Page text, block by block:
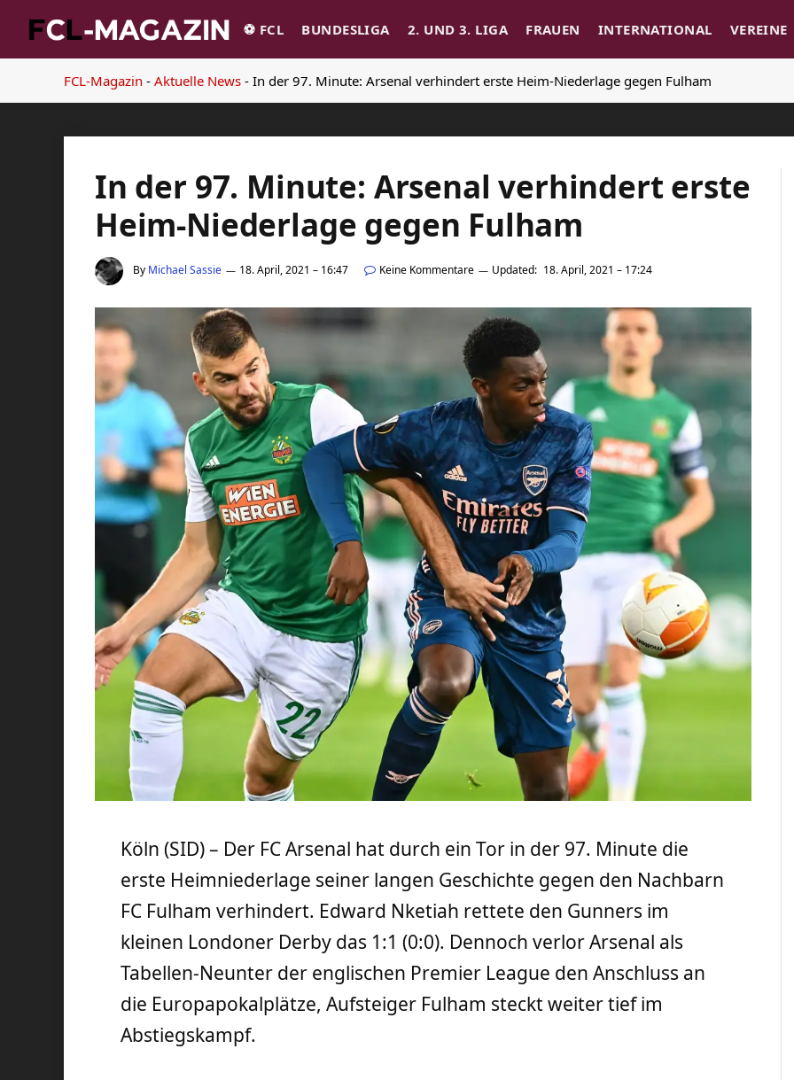
⚽️ FCL BUNDESLIGA 2. UND 3. LIGA FRAUEN INTERNATIONAL VEREINE
FCL-Magazin - Aktuelle News - In der 97. Minute: Arsenal verhindert erste Heim-Niederlage gegen Fulham
In der 97. Minute: Arsenal verhindert erste
Heim-Niederlage gegen Fulham
By Michael Sassie 18. April, 2021 – 16:47 Keine Kommentare Updated: 18. April, 2021 – 17:24
Köln (SID) – Der FC Arsenal hat durch ein Tor in der 97. Minute die
erste Heimniederlage seiner langen Geschichte gegen den Nachbarn
FC Fulham verhindert. Edward Nketiah rettete den Gunners im
kleinen Londoner Derby das 1:1 (0:0). Dennoch verlor Arsenal als
Tabellen-Neunter der englischen Premier League den Anschluss an
die Europapokalplätze, Aufsteiger Fulham steckt weiter tief im
Abstiegskampf.